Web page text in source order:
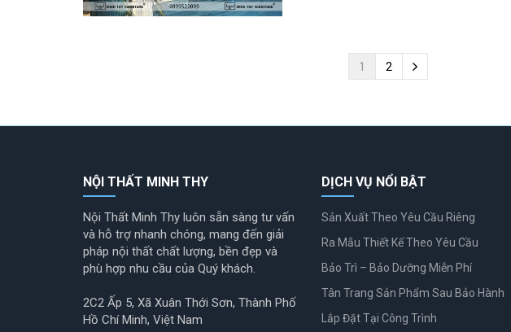
1 2
NỘI THẤT MINH THY
Nội Thất Minh Thy luôn sẵn sàng tư vấn
và hỗ trợ nhanh chóng, mang đến giải
pháp nội thất chất lượng, bền đẹp và
phù hợp nhu cầu của Quý khách.
2C2 Ấp 5, Xã Xuân Thới Sơn, Thành Phố
Hồ Chí Minh, Việt Nam
DỊCH VỤ NỔI BẬT
Sản Xuất Theo Yêu Cầu Riêng
Ra Mẫu Thiết Kế Theo Yêu Cầu
Bảo Trì – Bảo Dưỡng Miễn Phí
Tân Trang Sản Phẩm Sau Bảo Hành
Lắp Đặt Tại Công Trình